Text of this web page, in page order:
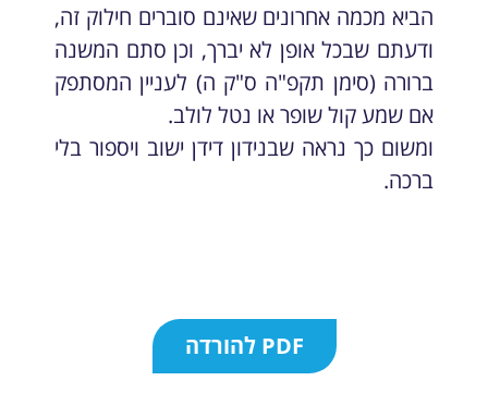
הביא מכמה אחרונים שאינם סוברים חילוק זה,
ודעתם שבכל אופן לא יברך, וכן סתם המשנה
ברורה (סימן תקפ"ה ס"ק ה) לעניין המסתפק
אם שמע קול שופר או נטל לולב.
ומשום כך נראה שבנידון דידן ישוב ויספור בלי
ברכה.
PDF להורדה